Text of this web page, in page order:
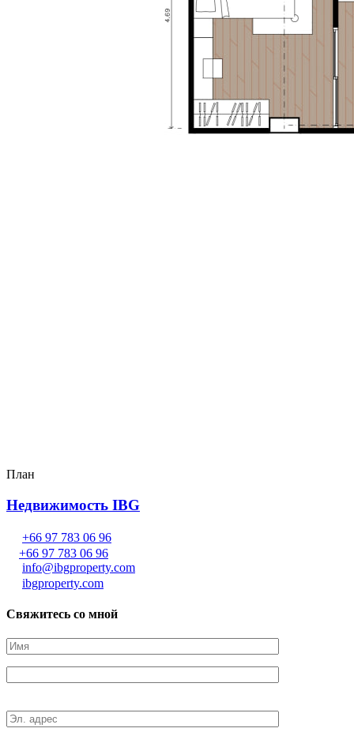
План
Недвижимость IBG
+66 97 783 06 96
+66 97 783 06 96
info@ibgproperty.com
ibgproperty.com
Свяжитесь со мной